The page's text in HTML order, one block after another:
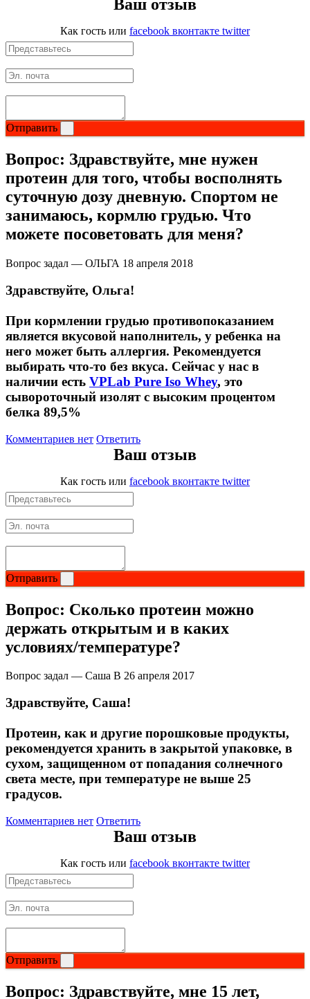
Адаптогены и Ноотропы
Магний + В6
Здоровье костей
Зрение
Сердце и Сосуды
Щитовидная железа
Омега жиры
Суставы и связки
Коллаген
Протеин
НАЗАД
Сывороточный протеин
Многокомпонентный и яичный протеин
Растительный протеин
Снижение веса
НАЗАД
Жиросжигатели
Пиколинат хрома
Батончики и напитки
Напитки
Ваш отзыв
Как гость или facebook вконтакте twitter
Отправить
Вопрос: Здравствуйте, мне нужен
протеин для того, чтобы восполнять
суточную дозу дневную. Спортом не
занимаюсь, кормлю грудью. Что
можете посоветовать для меня?
Вопрос задал — ОЛЬГА 18 апреля 2018
Здравствуйте, Ольга!
При кормлении грудью противопоказанием
является вкусовой наполнитель, у ребенка на
него может быть аллергия. Рекомендуется
выбирать что-то без вкуса. Сейчас у нас в
наличии есть VPLab Pure Iso Whey, это
сывороточный изолят с высоким процентом
белка 89,5%
Комментариев нет Ответить
Ваш отзыв
Как гость или facebook вконтакте twitter
Отправить
Вопрос: Сколько протеин можно
держать открытым и в каких
условиях/температуре?
Вопрос задал — Саша В 26 апреля 2017
Здравствуйте, Саша!
Протеин, как и другие порошковые продукты,
рекомендуется хранить в закрытой упаковке, в
сухом, защищенном от попадания солнечного
света месте, при температуре не выше 25
градусов.
Комментариев нет Ответить
Ваш отзыв
Как гость или facebook вконтакте twitter
Отправить
Вопрос: Здравствуйте, мне 15 лет,